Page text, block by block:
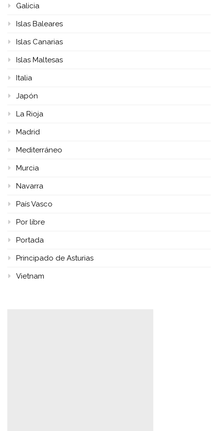
Galicia
Islas Baleares
Islas Canarias
Islas Maltesas
Italia
Japón
La Rioja
Madrid
Mediterráneo
Murcia
Navarra
País Vasco
Por libre
Portada
Principado de Asturias
Vietnam